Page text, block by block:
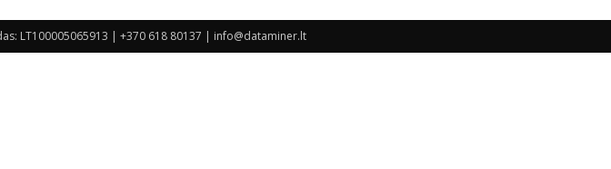
LT100005065913 | +370 618 80137 | info@dataminer.lt